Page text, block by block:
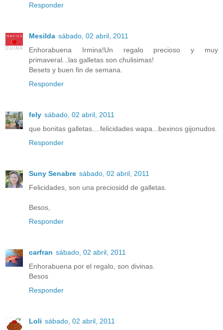
Responder
Mesilda sábado, 02 abril, 2011
Enhorabuena Irmina!Un regalo precioso y muy
primaveral...las galletas son chulisimas!
Besets y buen fin de semana.
Responder
fely sábado, 02 abril, 2011
que bonitas galletas....felicidades wapa...bexinos gijonudos.
Responder
Suny Senabre sábado, 02 abril, 2011
Felicidades, son una preciosidd de galletas.
Besos,
Responder
carfran sábado, 02 abril, 2011
Enhorabuena por el regalo, son divinas.
Besos
Responder
Loli sábado, 02 abril, 2011